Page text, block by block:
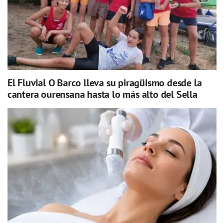
El Fluvial O Barco lleva su piragüismo desde la
cantera ourensana hasta lo más alto del Sella